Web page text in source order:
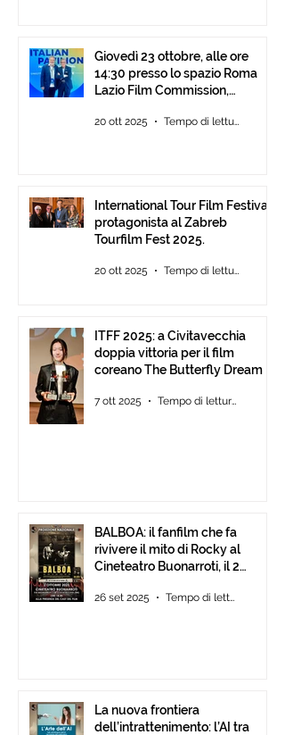
Giovedì 23 ottobre, alle ore
14:30 presso lo spazio Roma
Lazio Film Commission,
Musica Roma, consegna degli
20 ott 2025 Tempo di lettura: 2 min
International Tour Film Festival
protagonista al Zabreb
Tourfilm Fest 2025.
20 ott 2025 Tempo di lettura: 1 min
ITFF 2025: a Civitavecchia
doppia vittoria per il film
coreano The Butterfly Dream
7 ott 2025 Tempo di lettura: 4 min
BALBOA: il fanfilm che fa
rivivere il mito di Rocky al
Cineteatro Buonarroti, il 2
26 set 2025 Tempo di lettura: 1 min
La nuova frontiera
dell’intrattenimento: l’AI tra